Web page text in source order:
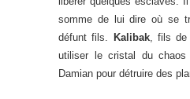
somme de lui dire où se
défunt fils.
Kalibak, fils de
utiliser le cristal du
Damian pour détruire des